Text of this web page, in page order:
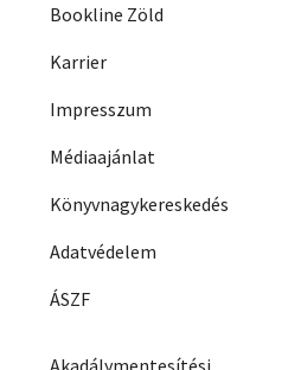
Bookline Zöld
Karrier
Impresszum
Médiaajánlat
Könyvnagykereskedés
Adatvédelem
ÁSZF
Akadálymentesítési